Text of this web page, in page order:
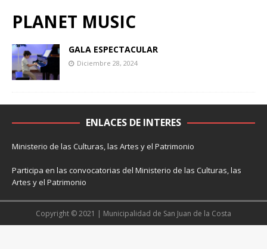
PLANET MUSIC
GALA ESPECTACULAR
Diciembre 28, 2024
ENLACES DE INTERES
Ministerio de las Culturas, las Artes y el Patrimonio
Participa en las convocatorias del Ministerio de las Culturas, las
Artes y el Patrimonio
Copyright © 2021 | Municipalidad de San Juan de la Costa